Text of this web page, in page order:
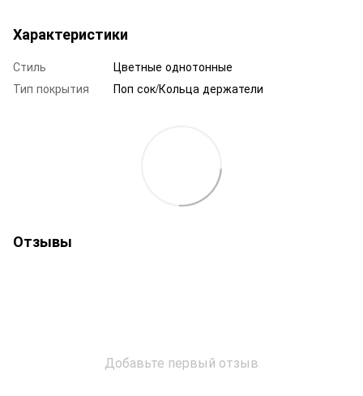
Характеристики
Стиль
Цветные однотонные
Тип покрытия
Поп сок/Кольца держатели
Отзывы
Добавьте первый отзыв